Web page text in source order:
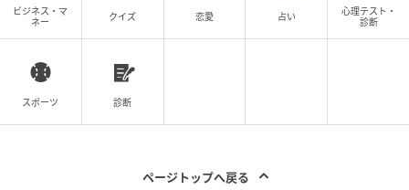
ビジネス・マ
ネー
クイズ 恋愛 占い
心理テスト・
診断
スポーツ 診断
ページトップへ戻る